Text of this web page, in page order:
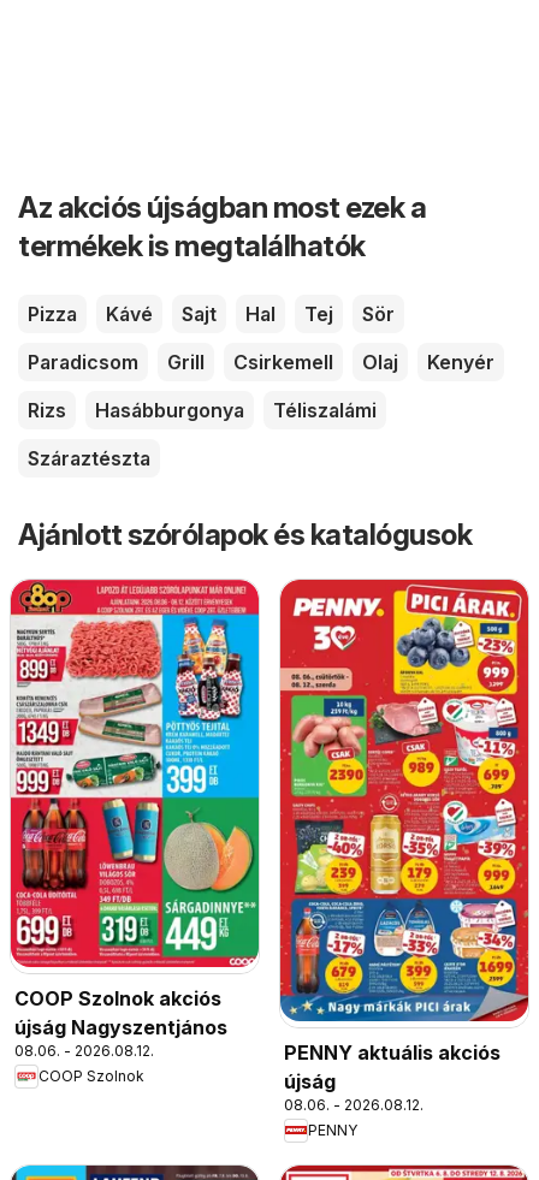
Az akciós újságban most ezek a
termékek is megtalálhatók
Pizza Kávé Sajt Hal Tej
Sör
Paradicsom
Grill Csirkemell Olaj
Kenyér
Rizs
Hasábburgonya
Téliszalámi
Száraztészta
Ajánlott szórólapok és katalógusok
COOP Szolnok akciós
újság Nagyszentjános
08.06. - 2026.08.12.
COOP Szolnok
PENNY aktuális akciós
újság
08.06. - 2026.08.12.
PENNY